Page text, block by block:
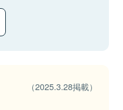
（2025.3.28掲載）